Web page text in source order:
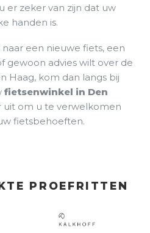
er zeker van zijn dat uw
handen is.
een nieuwe fiets, een
gewoon advies wilt over de
Haag, kom dan langs bij
fietsenwinkel in Den
uit om u te verwelkomen
fietsbehoeften.
PROEFRITTEN